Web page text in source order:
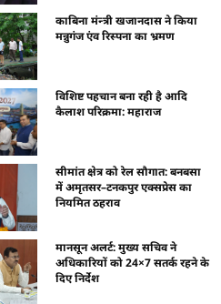
काबिना मंन्त्री खजानदास ने किया
मन्नुगंज एंव रिस्पना का भ्रमण
विशिष्ट पहचान बना रही है आदि
कैलाश परिक्रमा: महाराज
सीमांत क्षेत्र को रेल सौगात: बनबसा
में अमृतसर–टनकपुर एक्सप्रेस का
नियमित ठहराव
मानसून अलर्ट: मुख्य सचिव ने
अधिकारियों को 24×7 सतर्क रहने के
दिए निर्देश